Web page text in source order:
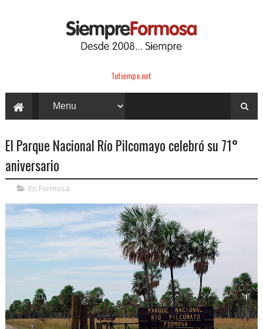
Tutiempo.net
El Parque Nacional Río Pilcomayo celebró su 71°
aniversario
En Formosa